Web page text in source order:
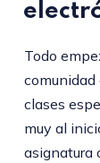
Todo
comunidad
clases
muy al
asignatura